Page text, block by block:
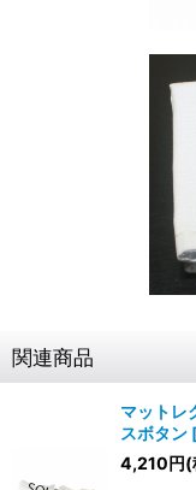
関連商品
マットレ
スボタン
4,210円(